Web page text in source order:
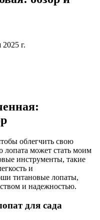
г.
облегчить свою
лопата может стать моим
инструменты, такие
и
титановые лопаты,
и надежностью.
для сада